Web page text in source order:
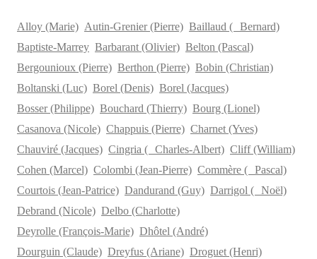
Alloy (Marie) Autin-Grenier (Pierre) Baillaud ( Bernard)
Baptiste-Marrey Barbarant (Olivier) Belton (Pascal)
Bergounioux (Pierre) Berthon (Pierre) Bobin (Christian)
Boltanski (Luc) Borel (Denis) Borel (Jacques)
Bosser (Philippe) Bouchard (Thierry) Bourg (Lionel)
Casanova (Nicole) Chappuis (Pierre) Charnet (Yves)
Chauviré (Jacques) Cingria ( Charles-Albert) Cliff (William)
Cohen (Marcel) Colombi (Jean-Pierre) Commère ( Pascal)
Courtois (Jean-Patrice) Dandurand (Guy) Darrigol ( Noël)
Debrand (Nicole) Delbo (Charlotte)
Deyrolle (François-Marie) Dhôtel (André)
Dourguin (Claude) Dreyfus (Ariane) Droguet (Henri)